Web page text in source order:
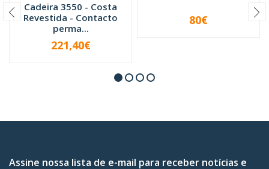
Cadeira 3550 - Costa
Revestida - Contacto
perma...
+
221,40€
+
80€
Assine nossa lista de e-mail para receber notícias e